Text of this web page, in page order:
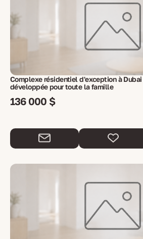
Complexe résidentiel d'exception à
développée pour toute la famille
136 000 $